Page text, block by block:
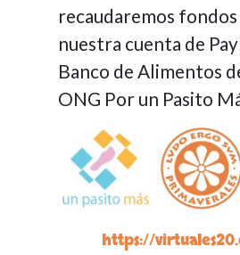
recaudaremos
nuestra cuenta de
Banco de Alimentos
ONG Por un Pasito
https://